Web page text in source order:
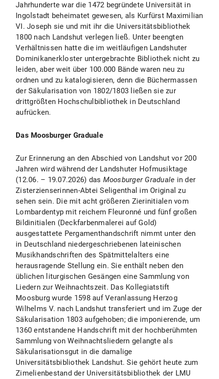
Jahrhunderte war die 1472 begründete Universität in
Ingolstadt beheimatet gewesen, als Kurfürst Maximilian
VI. Joseph sie und mit ihr die Universitätsbibliothek
1800 nach Landshut verlegen ließ. Unter beengten
Verhältnissen hatte die im weitläufigen Landshuter
Dominikanerkloster untergebrachte Bibliothek nicht zu
leiden, aber weit über 100.000 Bände waren neu zu
ordnen und zu katalogisieren, denn die Büchermassen
der Säkularisation von 1802/1803 ließen sie zur
drittgrößten Hochschulbibliothek in Deutschland
aufrücken.
Das Moosburger Graduale
Zur Erinnerung an den Abschied von Landshut vor 200
Jahren wird während der Landshuter Hofmusiktage
(12.06. – 19.07.2026) das Moosburger Graduale in der
Zisterzienserinnen-Abtei Seligenthal im Original zu
sehen sein. Die mit acht größeren Zierinitialen vom
Lombardentyp mit reichem Fleuronné und fünf großen
Bildinitialen (Deckfarbenmalerei auf Gold)
ausgestattete Pergamenthandschrift nimmt unter den
in Deutschland niedergeschriebenen lateinischen
Musikhandschriften des Spätmittelalters eine
herausragende Stellung ein. Sie enthält neben den
üblichen liturgischen Gesängen eine Sammlung von
Liedern zur Weihnachtszeit. Das Kollegiatstift
Moosburg wurde 1598 auf Veranlassung Herzog
Wilhelms V. nach Landshut transferiert und im Zuge der
Säkularisation 1803 aufgehoben; die imponierende, um
1360 entstandene Handschrift mit der hochberühmten
Sammlung von Weihnachtsliedern gelangte als
Säkularisationsgut in die damalige
Universitätsbibliothek Landshut. Sie gehört heute zum
Zimelienbestand der Universitätsbibliothek der LMU